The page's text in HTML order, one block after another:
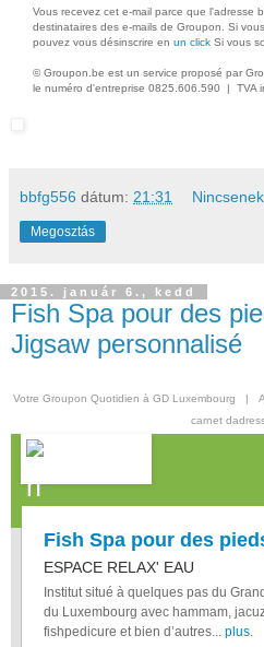
Vous recevez cet e-mail parce que l'adresse
destinataires des e-mails de Groupon. Si
pouvez vous désinscrire en un click Si vous
© Groupon.be est un service proposé par
le numéro d'entreprise 0825.606.590 | TVA
bbfg556 dátum: 21:31
Megosztás
2015. január 6., kedd
Fish Spa pour des
Jigsaw personnalisé
Votre Groupon Quotidien à GD Luxembourg |
carnet
Fish Spa pour des
ESPACE RELAX' EAU
Institut situé à quelques pas du
du Luxembourg avec hammam,
fishpedicure et bien d’autres... plus